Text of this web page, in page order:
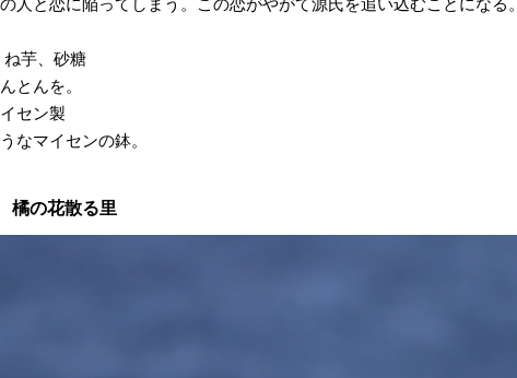
人と恋に陥ってしまう。この恋がやがて源氏を追い込むことになる。
芋、砂糖
とんを。
セン製
なマイセンの鉢。
橘の花散る里